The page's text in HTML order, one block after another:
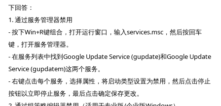
下回答：
1. 通过服务管理器禁用
- 按下Win+R键组合，打开运行窗口，输入services.msc，然后按回车
键，打开服务管理器。
- 在服务列表中找到Google Update Service (gupdate)和Google Update
Service (gupdatem)这两个服务。
- 右键点击每个服务，选择属性，将启动类型设置为禁用，然后点击停止
按钮以立即停止服务，最后点击确定保存更改。